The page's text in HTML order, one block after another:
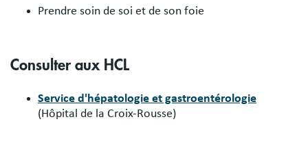
Prendre soin de soi et de son foie
Consulter aux HCL
Service d'hépatologie et gastroentérologie
(Hôpital de la Croix-Rousse)